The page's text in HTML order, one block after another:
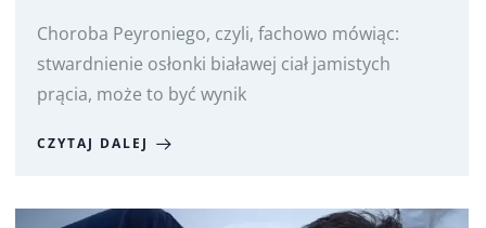
Choroba Peyroniego, czyli, fachowo mówiąc:
stwardnienie osłonki białawej ciał jamistych
prącia, może to być wynik
CZYTAJ DALEJ